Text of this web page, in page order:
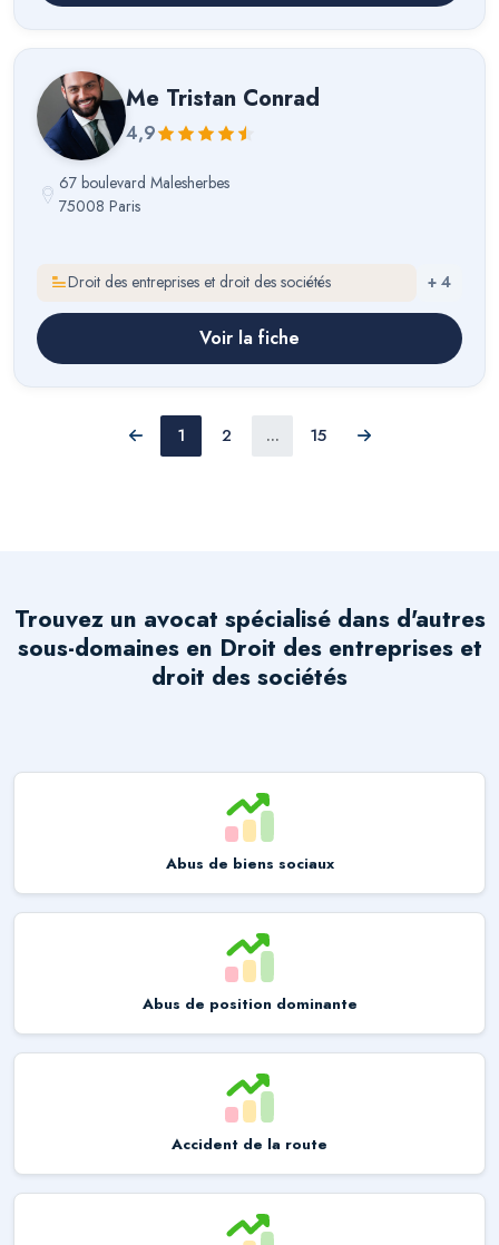
Me Tristan Conrad
4,9
67 boulevard Malesherbes
75008 Paris
Droit des entreprises et droit des sociétés + 4
Voir la fiche
Précédent
1 2 ... 15 Suivant
Trouvez un avocat spécialisé dans d'autres
sous-domaines en Droit des entreprises et
droit des sociétés
Abus de biens sociaux
Abus de position dominante
Accident de la route